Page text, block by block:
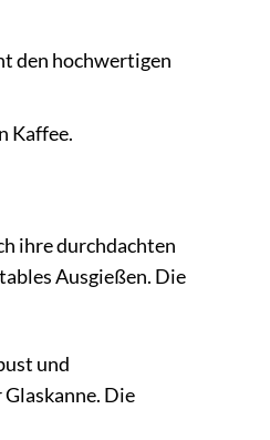
den hochwertigen
Kaffee.
ihre durchdachten
Ausgießen. Die
und
Die